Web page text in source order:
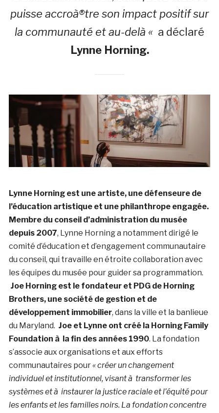
puisse accroà®tre son impact positif sur
la communauté et au-delà « a déclaré
Lynne Horning.
Lynne Horning est une artiste, une défenseure de
l’éducation artistique et une philanthrope engagée.
Membre du conseil d’administration du musée
depuis 2007, Lynne Horning a notamment dirigé le
comité d’éducation et d’engagement communautaire
du conseil, qui travaille en étroite collaboration avec
les équipes du musée pour guider sa programmation.
Joe Horning est le fondateur et PDG de Horning
Brothers, une société de gestion et de
développement immobilier, dans la ville et la banlieue
du Maryland. Joe et Lynne ont créé la Horning Family
Foundation à la fin des années 1990. La fondation
s’associe aux organisations et aux efforts
communautaires pour« créer un changement
individuel et institutionnel, visant à transformer les
systèmes et à instaurer la justice raciale et l’équité pour
les enfants et les familles noirs. La fondation concentre